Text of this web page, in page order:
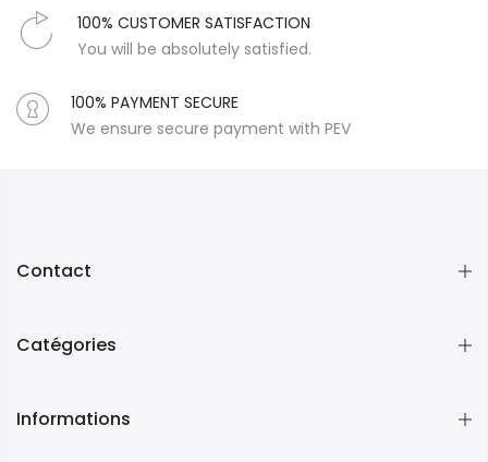
100% CUSTOMER SATISFACTION
You will be absolutely satisfied.
100% PAYMENT SECURE
We ensure secure payment with PEV
Contact
Catégories
Informations